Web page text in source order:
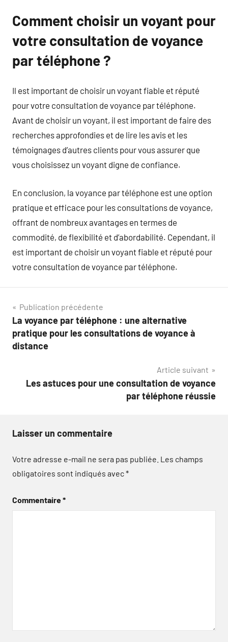
Comment choisir un voyant pour
votre consultation de voyance
par téléphone ?
Il est important de choisir un voyant fiable et réputé
pour votre consultation de voyance par téléphone.
Avant de choisir un voyant, il est important de faire des
recherches approfondies et de lire les avis et les
témoignages d’autres clients pour vous assurer que
vous choisissez un voyant digne de confiance.
En conclusion, la voyance par téléphone est une option
pratique et efficace pour les consultations de voyance,
offrant de nombreux avantages en termes de
commodité, de flexibilité et d’abordabilité. Cependant, il
est important de choisir un voyant fiable et réputé pour
votre consultation de voyance par téléphone.
Navigation
de
l’article
Publication précédente
La voyance par téléphone : une alternative
pratique pour les consultations de voyance à
distance
Article suivant
Les astuces pour une consultation de voyance
par téléphone réussie
Laisser un commentaire
Votre adresse e-mail ne sera pas publiée. Les champs
obligatoires sont indiqués avec*
Commentaire*